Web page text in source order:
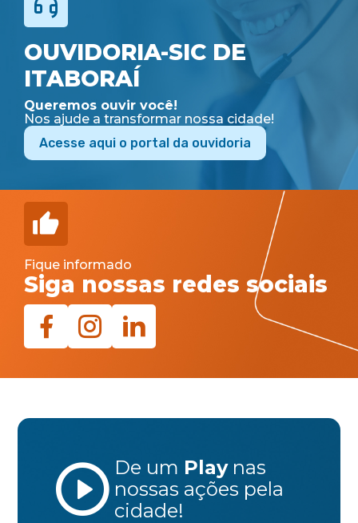
OUVIDORIA-SIC DE
ITABORAÍ
Queremos ouvir você!
Nos ajude a transformar nossa cidade!
Acesse aqui o portal da ouvidoria
Fique informado
Siga nossas redes sociais
De um Play nas
nossas ações pela
cidade!